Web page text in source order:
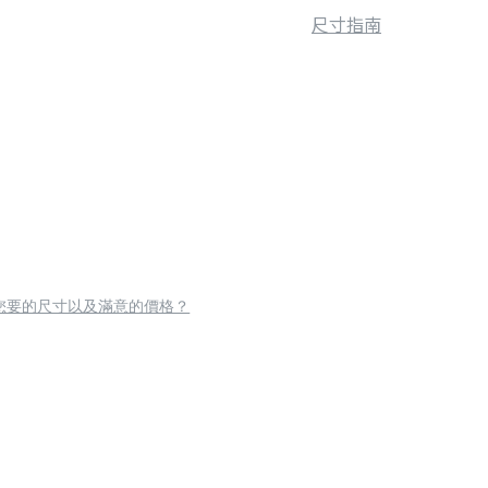
尺寸指南
要的尺寸以及滿意的價格？